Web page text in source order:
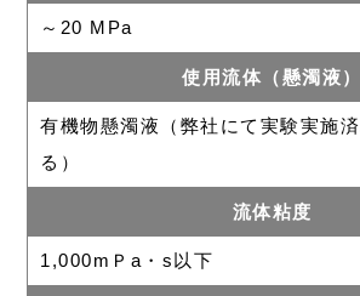
～20 MPa
使用流体（懸濁液）
有機物懸濁液（弊社にて実験実施
る）
流体粘度
1,000mＰa・s以下